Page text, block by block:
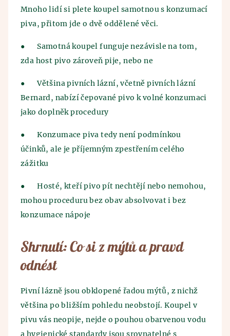
Mnoho lidí si plete koupel samotnou s konzumací
piva, přitom jde o dvě oddělené věci.
●
Samotná koupel funguje nezávisle na tom,
zda host pivo zároveň pije, nebo ne
●
Většina pivních lázní, včetně pivních lázní
Bernard, nabízí čepované pivo k volné konzumaci
jako doplněk procedury
●
Konzumace piva tedy není podmínkou
účinků, ale je příjemným zpestřením celého
zážitku
●
Hosté, kteří pivo pít nechtějí nebo nemohou,
mohou proceduru bez obav absolvovat i bez
konzumace nápoje
Shrnutí: Co si z mýtů a pravd
odnést
Pivní lázně jsou obklopené řadou mýtů, z nichž
většina po bližším pohledu neobstojí. Koupel v
pivu vás neopije, nejde o pouhou obarvenou vodu
a hygienické standardy jsou srovnatelné s